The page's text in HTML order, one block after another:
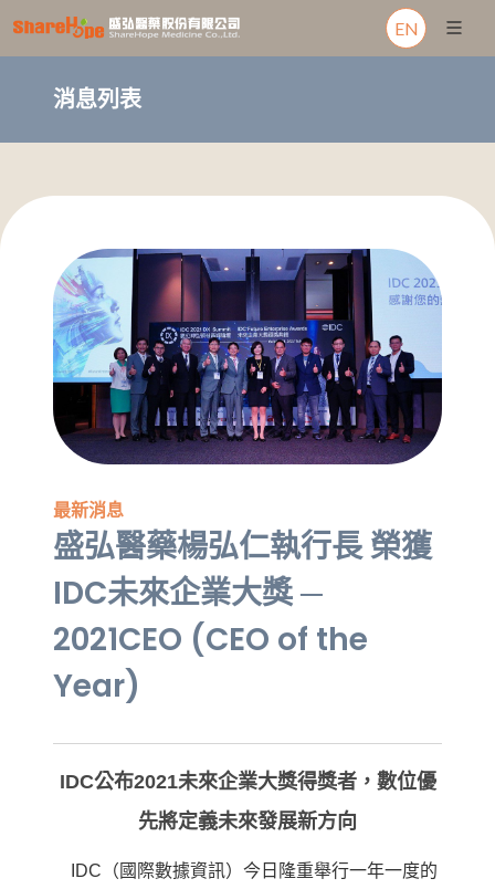
EN
消息列表
最新消息
盛弘醫藥楊弘仁執行長 榮獲
IDC未來企業大獎 ─
2021CEO (CEO of the
Year)
IDC公布2021未來企業大獎得獎者，數位優
先將定義未來發展新方向
IDC（國際數據資訊）今日隆重舉行一年一度的